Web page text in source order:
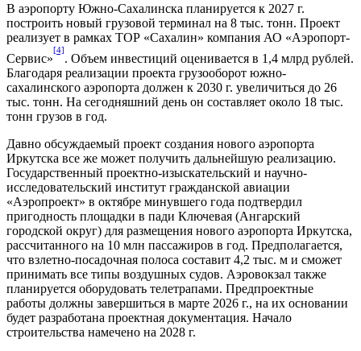
В аэропорту Южно-Сахалинска планируется к 2027 г.
построить новый грузовой терминал на 8 тыс. тонн. Проект
реализует в рамках ТОР «Сахалин» компания АО «Аэропорт-
Сервис»
[4]
. Объем инвестиций оценивается в 1,4 млрд рублей.
Благодаря реализации проекта грузооборот южно-
сахалинского аэропорта должен к 2030 г. увеличиться до 26
тыс. тонн. На сегодняшний день он составляет около 18 тыс.
тонн грузов в год.
Давно обсуждаемый проект создания нового аэропорта
Иркутска все же может получить дальнейшую реализацию.
Государственный проектно-изыскательский и научно-
исследовательский институт гражданской авиации
«Аэропроект» в октябре минувшего года подтвердил
пригодность площадки в пади Ключевая (Ангарский
городской округ) для размещения нового аэропорта Иркутска,
рассчитанного на 10 млн пассажиров в год. Предполагается,
что взлетно-посадочная полоса составит 4,2 тыс. м и сможет
принимать все типы воздушных судов. Аэровокзал также
планируется оборудовать телетрапами. Предпроектные
работы должны завершиться в марте 2026 г., на их основании
будет разработана проектная документация. Начало
строительства намечено на 2028 г.